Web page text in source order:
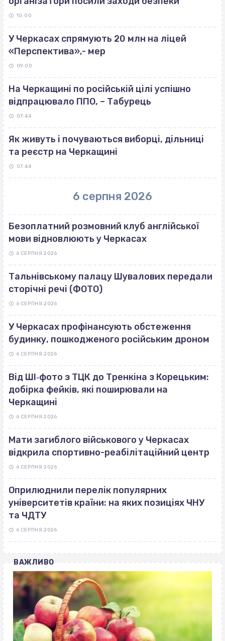
10:00
У Черкасах спрямують 20 млн на ліцей
«Перспектива»,- мер
09:00
На Черкащині по російській цілі успішно
відпрацювало ППО, – Табурець
07:44
Як живуть і почуваються виборці, дільниці
та реєстр на Черкащині
07:44
6 серпня 2026
Безоплатний розмовний клуб англійської
мови відновлюють у Черкасах
6 СЕРПНЯ 2026
Тальнівському палацу Шувалових передали
сторічні речі (ФОТО)
6 СЕРПНЯ 2026
У Черкасах профінансують обстеження
будинку, пошкодженого російським дроном
6 СЕРПНЯ 2026
Від ШІ‐фото з ТЦК до Тренкіна з Корецьким:
добірка фейків, які поширювали на
Черкащині
6 СЕРПНЯ 2026
Мати загиблого військового у Черкасах
відкрила спортивно-реабілітаційний центр
6 СЕРПНЯ 2026
Оприлюднили перелік популярних
університетів країни: на яких позиціях ЧНУ
та ЧДТУ
6 СЕРПНЯ 2026
ВАЖЛИВО